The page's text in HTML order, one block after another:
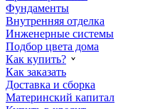
Фундаменты
Внутренняя отделка
Инженерные системы
Подбор цвета дома
Как купить?
Как заказать
Доставка и сборка
Материнский капитал